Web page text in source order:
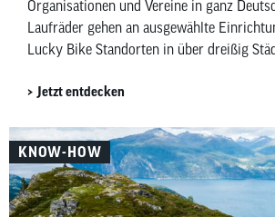
Organisationen und Vereine in ganz
Laufräder gehen an ausgewählte
Lucky Bike Standorten in über dreißig
Darin enthalten sind auch hundert
Neuer Kids Foundation.
Jetzt entdecken
KNOW-HOW